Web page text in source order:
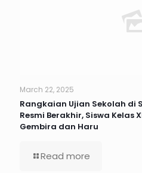
March 22, 2025
Rangkaian Ujian Sekolah di
Resmi Berakhir, Siswa Kelas
Gembira dan Haru
Read more